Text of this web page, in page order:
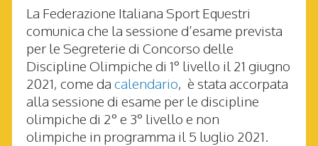
La Federazione Italiana Sport Equestri
comunica che la sessione d’esame prevista
per le Segreterie di Concorso delle
Discipline Olimpiche di 1° livello il 21 giugno
2021, come da calendario, è stata accorpata
alla sessione di esame per le discipline
olimpiche di 2° e 3° livello e non
olimpiche in programma il 5 luglio 2021.